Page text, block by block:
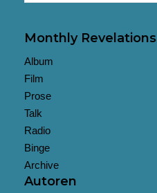
Monthly Revelations
Album
Film
Prose
Talk
Radio
Binge
Archive
Autoren